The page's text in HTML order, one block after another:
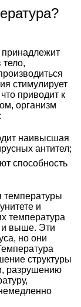
принадлежит
тело,
стимулирует
приводит к
организм
наивысшая
антител;
способность
температуры
и
температура
и выше. Эти
но они
структуры
разрушению